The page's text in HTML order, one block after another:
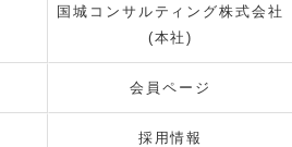
国城コンサルティング株式会社
(本社)
会員ページ
採用情報